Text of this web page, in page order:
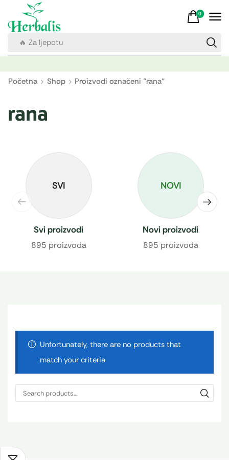
🔥 Za ljepotu
0
Početna Shop Proizvodi označeni “rana”
rana
SVI
Svi proizvodi
895 proizvoda
NOVI
Novi proizvodi
895 proizvoda
Unfortunately, there are no products that
match your criteria